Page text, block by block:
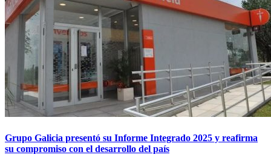
Grupo Galicia presentó su Informe Integrado 2025 y reafirma
su compromiso con el desarrollo del país